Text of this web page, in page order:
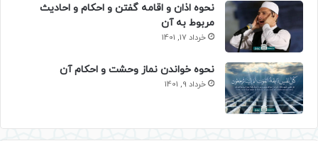
نحوه اذان و اقامه گفتن و احکام و احادیث
مربوط به آن
خرداد 17, 1401
نحوه خواندن نماز وحشت و احکام آن
خرداد 9, 1401